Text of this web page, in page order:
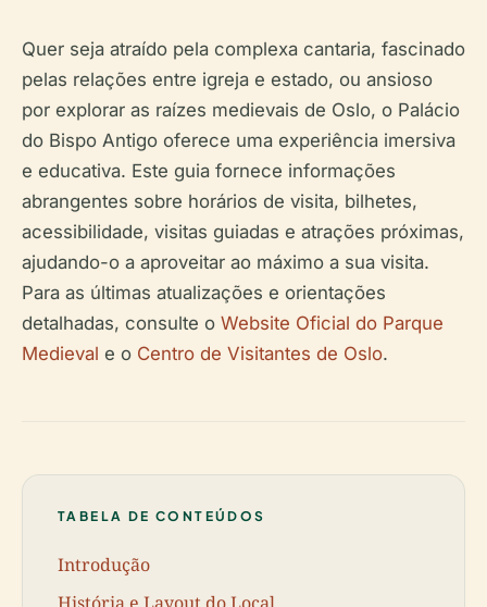
Quer seja atraído pela complexa cantaria, fascinado
pelas relações entre igreja e estado, ou ansioso
por explorar as raízes medievais de Oslo, o Palácio
do Bispo Antigo oferece uma experiência imersiva
e educativa. Este guia fornece informações
abrangentes sobre horários de visita, bilhetes,
acessibilidade, visitas guiadas e atrações próximas,
ajudando-o a aproveitar ao máximo a sua visita.
Para as últimas atualizações e orientações
detalhadas, consulte o Website Oficial do Parque
Medieval e o Centro de Visitantes de Oslo.
TABELA DE CONTEÚDOS
Introdução